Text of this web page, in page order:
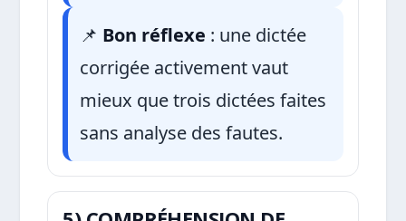
📌 Bon réflexe : une dictée
corrigée activement vaut
mieux que trois dictées faites
sans analyse des fautes.